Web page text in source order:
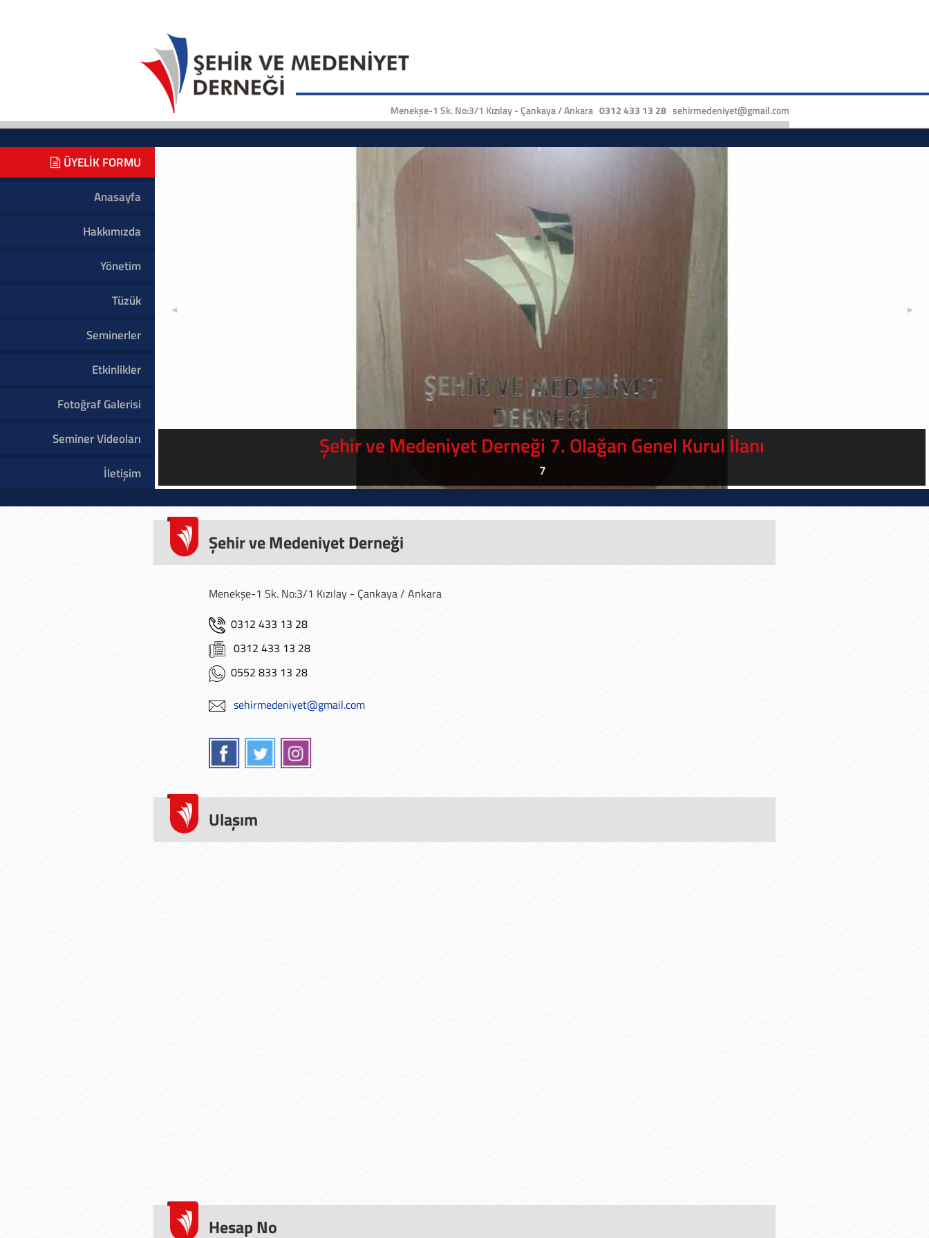
Menekşe-1 Sk. No:3/1 Kızılay - Çankaya / Ankara 0312 433 13 28 sehirmedeniyet@gmail.com
ÜYELİK FORMU
Anasayfa
Hakkımızda
Yönetim
Tüzük
Seminerler
Etkinlikler
Fotoğraf Galerisi
Seminer Videoları
İletişim
Prof. Erol Göka'dan, Gazze Bize Ne Söyledi? Biz Ne Anladık, semineri
Şehir ve Medeniyet Akademisi seminerlerine 17 Şubat 2024 tarihinde Erol GÖKA konuk oldu
◄ ►
Şehir ve Medeniyet Derneği
Menekşe-1 Sk. No:3/1 Kızılay - Çankaya / Ankara
0312 433 13 28
0312 433 13 28
0552 833 13 28
sehirmedeniyet@gmail.com
Ulaşım
Hesap No